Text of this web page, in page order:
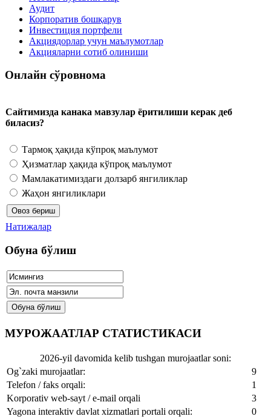
Аудит
Корпоратив бошқарув
Инвестиция портфели
Акциядорлар учун маълумотлар
Акцияларни сотиб олиниши
Онлайн сўровнома
Сайтимизда канака мавзулар ёритилиши керак деб
биласиз?
Тармоқ ҳақида кўпроқ маълумот
Ҳизматлар ҳақида кўпроқ маълумот
Мамлакатимиздаги долзарб янгиликлар
Жаҳон янгиликлари
Натижалар
Обуна бўлиш
МУРОЖААТЛАР СТАТИСТИКАСИ
2026-yil davomida kelib tushgan murojaatlar soni:
Og`zaki murojaatlar:
9
Telefon / faks orqali:
1
Korporativ web-sayt / e-mail orqali
3
Yagona interaktiv davlat xizmatlari portali orqali:
0